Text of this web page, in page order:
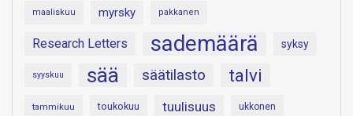
maaliskuu myrsky pakkanen
Research Letters sademäärä syksy
syyskuu sää säätilasto talvi
tammikuu toukokuu tuulisuus ukkonen